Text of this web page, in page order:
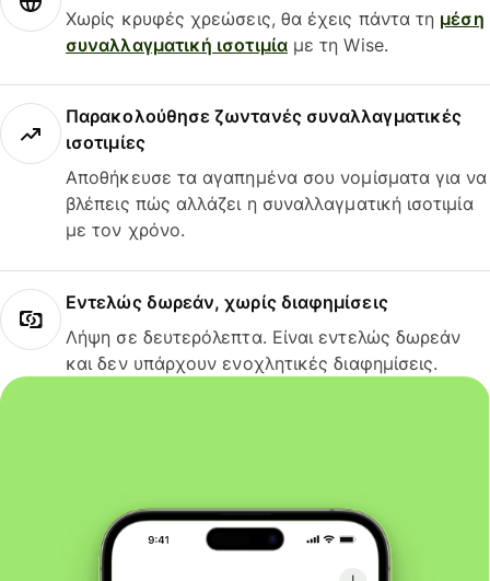
Χωρίς κρυφές χρεώσεις, θα έχεις πάντα τη μέση
συναλλαγματική ισοτιμίαμε τη Wise.
Παρακολούθησε ζωντανές συναλλαγματικές
ισοτιμίες
Αποθήκευσε τα αγαπημένα σου νομίσματα για να
βλέπεις πώς αλλάζει η συναλλαγματική ισοτιμία
με τον χρόνο.
Εντελώς δωρεάν, χωρίς διαφημίσεις
Λήψη σε δευτερόλεπτα. Είναι εντελώς δωρεάν
και δεν υπάρχουν ενοχλητικές διαφημίσεις.